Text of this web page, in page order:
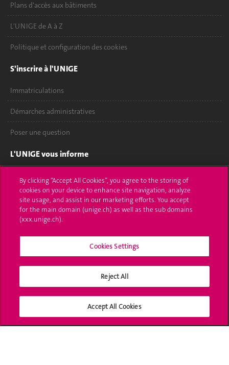
Plans d'accès aux bâtiments
L'UNIGE de A à Z
Politique et configuration des cookies
S'inscrire à l'UNIGE
Immatriculations
Démarches administratives
Poser une question
L'UNIGE vous informe
UNIGE Mobile
Médias
Offres d'emploi
Bibliothèque
Calendrier académique
Accréditation
By clicking “Accept All Cookies”, you agree to the storing of
cookies on your device to enhance site navigation, analyze
site usage, and assist in our marketing efforts. You accept
for the main domain (unige.ch) as well as the sub domains
(xxx.unige.ch).
Cookies Settings
Reject All
Accept All Cookies